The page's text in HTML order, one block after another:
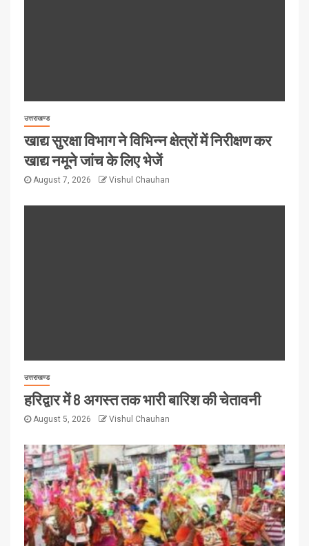
उत्तराखण्ड
खाद्य सुरक्षा विभाग ने विभिन्न क्षेत्रों में निरीक्षण कर
खाद्य नमूने जांच के लिए भेजें
August 7, 2026 Vishul Chauhan
उत्तराखण्ड
हरिद्वार में 8 अगस्त तक भारी बारिश की चेतावनी
August 5, 2026 Vishul Chauhan